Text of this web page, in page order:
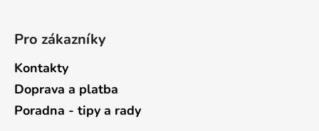
Pro zákazníky
Kontakty
Doprava a platba
Poradna - tipy a rady